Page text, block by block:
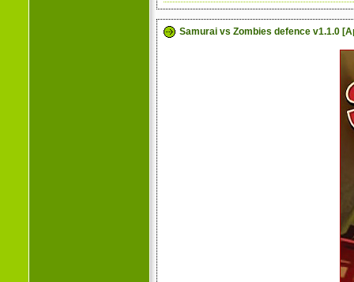
Samurai vs Zombies defence v1.1.0